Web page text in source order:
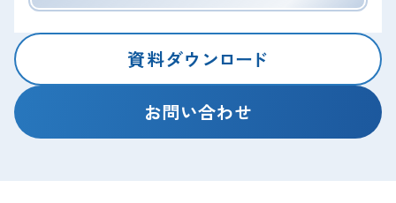
資料ダウ ンロード
お問い合わせ